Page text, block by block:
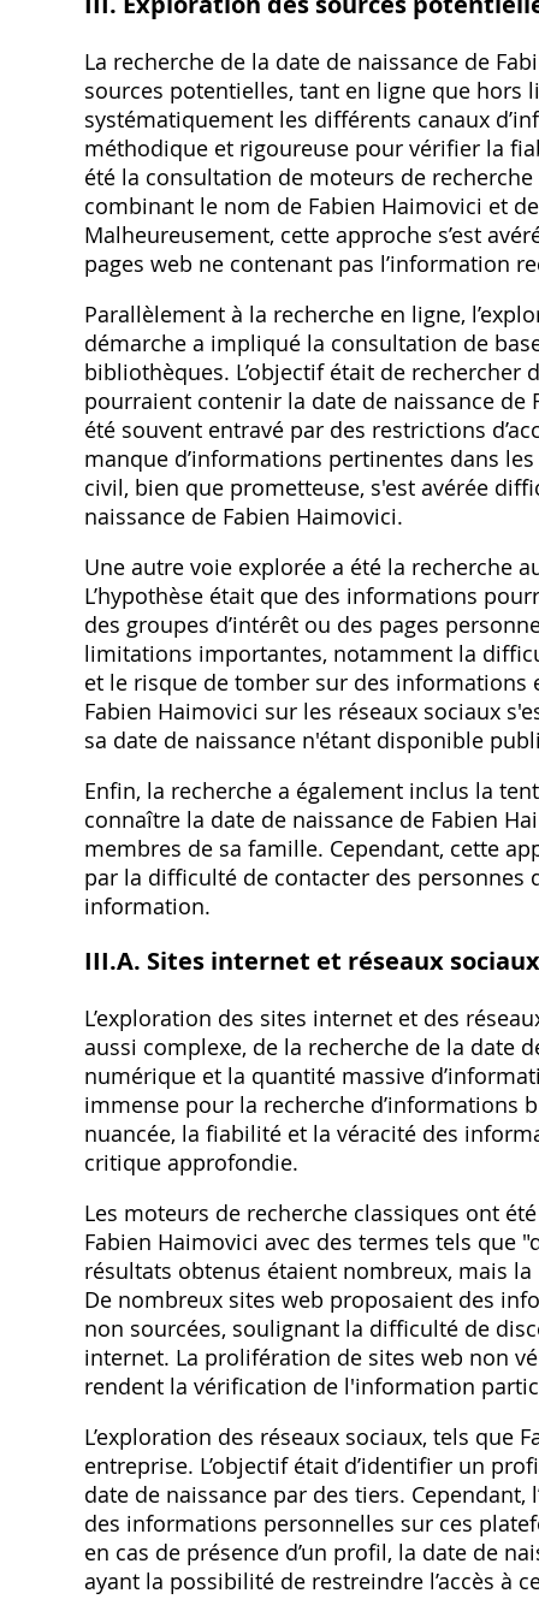
La recherche de la date de naissance de
sources potentielles‚ tant en ligne que hors
systématiquement les différents canaux
méthodique et rigoureuse pour vérifier la
été la consultation de moteurs de
combinant le nom de Fabien Haimovici et
Malheureusement‚ cette approche s’est
pages web ne contenant pas l’information
Parallèlement à la recherche en ligne‚
démarche a impliqué la consultation de
bibliothèques. L’objectif était de
pourraient contenir la date de naissance de
été souvent entravé par des restrictions
manque d’informations pertinentes dans
civil‚ bien que prometteuse‚ s'est avérée
naissance de Fabien Haimovici.
Une autre voie explorée a été la recherche
L’hypothèse était que des informations
des groupes d’intérêt ou des pages
limitations importantes‚ notamment la
et le risque de tomber sur des informations
Fabien Haimovici sur les réseaux sociaux
sa date de naissance n'étant disponible
Enfin‚ la recherche a également inclus la
connaître la date de naissance de Fabien
membres de sa famille. Cependant‚ cette
par la difficulté de contacter des
information.
III.A. Sites internet et réseaux sociaux
L’exploration des sites internet et des
aussi complexe‚ de la recherche de la date
numérique et la quantité massive
immense pour la recherche d’informations
nuancée‚ la fiabilité et la véracité des
critique approfondie.
Les moteurs de recherche classiques ont
Fabien Haimovici avec des termes tels que
résultats obtenus étaient nombreux‚ mais
De nombreux sites web proposaient des
non sourcées‚ soulignant la difficulté de
internet. La prolifération de sites web non
rendent la vérification de l'information
L’exploration des réseaux sociaux‚ tels que
entreprise. L’objectif était d’identifier un
date de naissance par des tiers.
des informations personnelles sur ces
en cas de présence d’un profil‚ la date de
ayant la possibilité de restreindre l’accès à